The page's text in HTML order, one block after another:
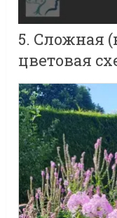
5. Сложная
цветовая